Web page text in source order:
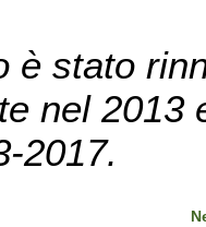
è stato
nel 2013
2017.